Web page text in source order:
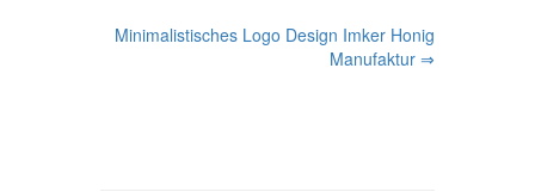
TMinimalistisches Logo Design Imker Honig
Manufaktur ⇒